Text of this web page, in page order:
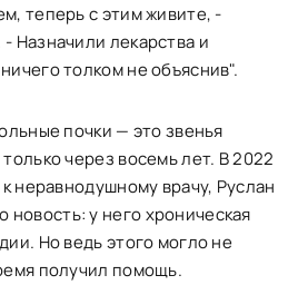
теперь с этим живите, -
Назначили лекарства и
толком не объяснив".
почки — это звенья
через восемь лет. В 2022
неравнодушному врачу, Руслан
у него хроническая
Но ведь этого могло не
получил помощь.